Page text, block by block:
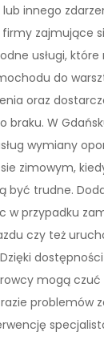
lub innego
zajmujące
usługi,
do
oraz
braku. W
wymiany
zimowym,
być trudne.
w przypadku
czy też
mogą czuć
problemów